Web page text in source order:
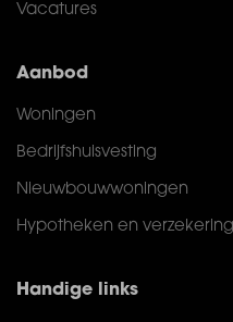
Vacatures
Aanbod
Woningen
Bedrijfshuisvesting
Nieuwbouwwoningen
Hypotheken en
Handige links